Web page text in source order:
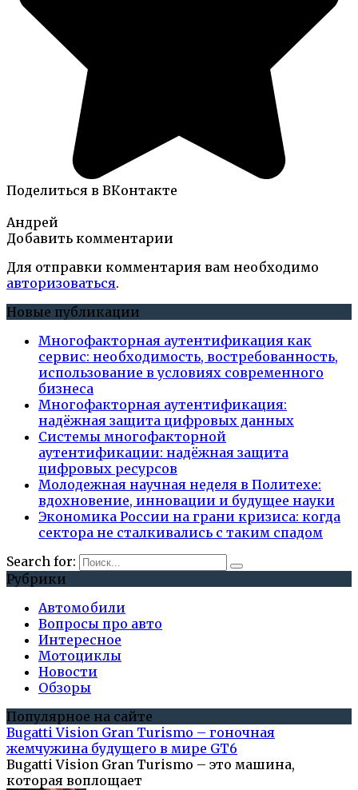
Поделиться в ВКонтакте
Андрей
Добавить комментарии
Для отправки комментария вам необходимо
авторизоваться.
Новые публикации
Многофакторная аутентификация как
сервис: необходимость, востребованность,
использование в условиях современного
бизнеса
Многофакторная аутентификация:
надёжная защита цифровых данных
Системы многофакторной
аутентификации: надёжная защита
цифровых ресурсов
Молодежная научная неделя в Политехе:
вдохновение, инновации и будущее науки
Экономика России на грани кризиса: когда
сектора не сталкивались с таким спадом
Search for:
Рубрики
Автомобили
Вопросы про авто
Интересное
Мотоциклы
Новости
Обзоры
Популярное на сайте
Bugatti Vision Gran Turismo – гоночная
жемчужина будущего в мире GT6
Bugatti Vision Gran Turismo – это машина,
которая воплощает